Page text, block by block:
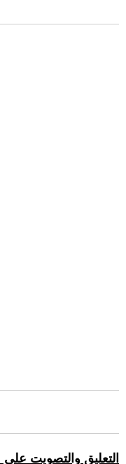
التعليق والتصويت